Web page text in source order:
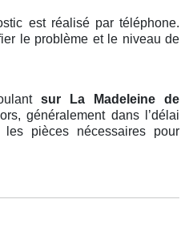
est réalisé par téléphone.
le problème et le niveau de
sur La Madeleine de
généralement dans l’délai
les pièces nécessaires pour